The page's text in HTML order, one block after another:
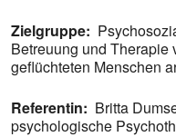
Zielgruppe:
Betreuung und Therapie
geflüchteten Menschen
Referentin: Britta
psychologische